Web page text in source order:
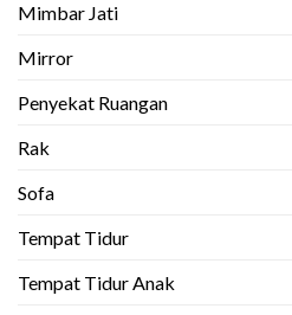
Mimbar Jati
Mirror
Penyekat Ruangan
Rak
Sofa
Tempat Tidur
Tempat Tidur Anak